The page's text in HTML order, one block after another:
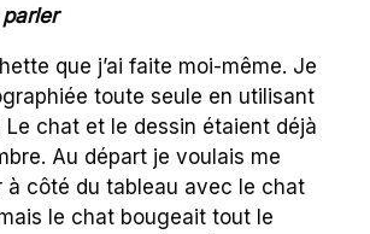
que j’ai faite moi-même. Je
toute seule en utilisant
Le chat et le dessin étaient déjà
Au départ je voulais me
à côté du tableau avec le chat
le chat bougeait tout le